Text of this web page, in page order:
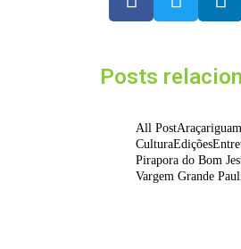
Posts
All Post
CulturaEdições
Pirapora do Bom
Vargem Grande